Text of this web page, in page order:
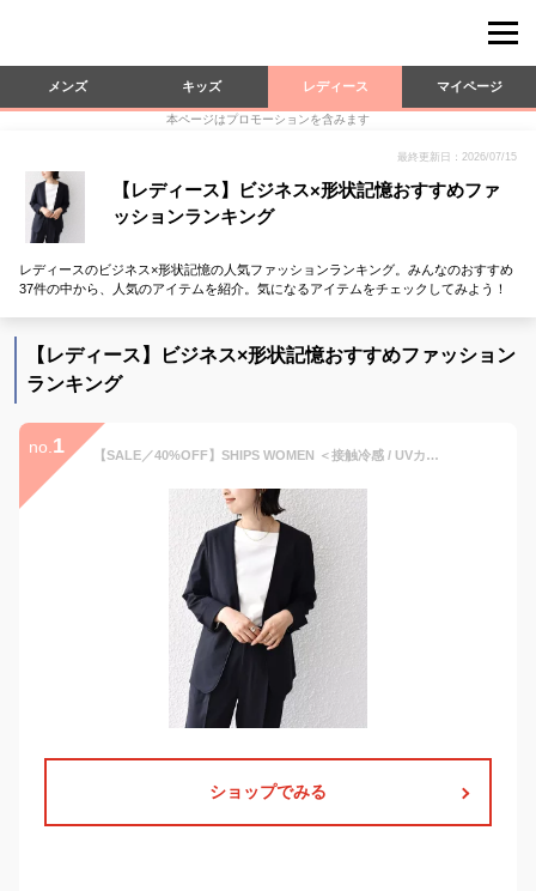
メンズ キッズ レディース マイページ
本ページはプロモーションを含みます
最終更新日：2026/07/15
【レディース】ビジネス×形状記憶おすすめファ
ッションランキング
レディースのビジネス×形状記憶の人気ファッションランキング。みんなのおすすめ
37件の中から、人気のアイテムを紹介。気になるアイテムをチェックしてみよう！
【レディース】ビジネス×形状記憶おすすめファッション
ランキング
no. 1 【SALE／40%OFF】SHIPS WOMEN ＜接触冷感 / UVカット / 手洗い可能＞ストレッチ ジャケット(セットアップ対応) シップス スーツ・フォーマル スーツジャケット ネイビー ホワイト ブラウン【送料無料】
ショップでみる